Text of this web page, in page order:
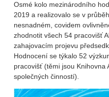
Osmé kolo mezinárodního
2019 a realizovalo se v
nesnadném, covidem
zhodnotit všech 54 pracovišť
zahajovacím projevu
Hodnocení se týkalo 52
pracovišť (těmi jsou Knihovna
společných činností).